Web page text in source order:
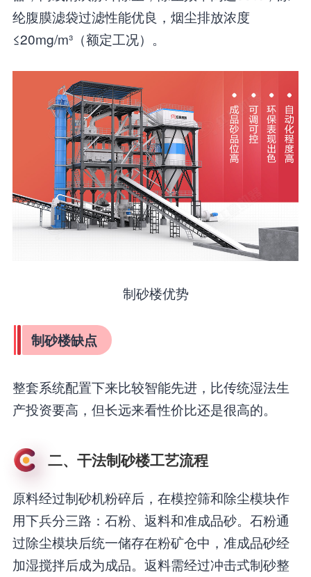
纶腹膜滤袋过滤性能优良，烟尘排放浓度
≤20mg/m³（额定工况）。
制砂楼优势
制砂楼缺点
整套系统配置下来比较智能先进，比传统湿法生
产投资要高，但长远来看性价比还是很高的。
二、干法制砂楼工艺流程
原料经过制砂机粉碎后，在模控筛和除尘模块作
用下兵分三路：石粉、返料和准成品砂。石粉通
过除尘模块后统一储存在粉矿仓中，准成品砂经
加湿搅拌后成为成品。返料需经过冲击式制砂整